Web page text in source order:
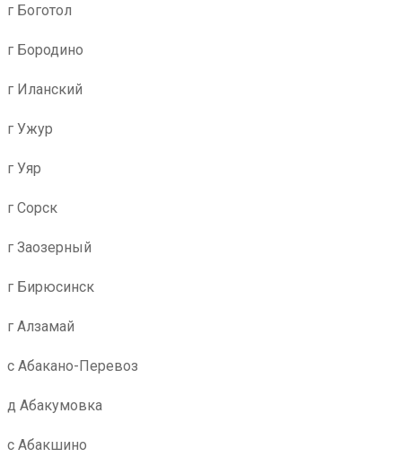
г Боготол
г Бородино
г Иланский
г Ужур
г Уяр
г Сорск
г Заозерный
г Бирюсинск
г Алзамай
с Абакано-Перевоз
д Абакумовка
с Абакшино